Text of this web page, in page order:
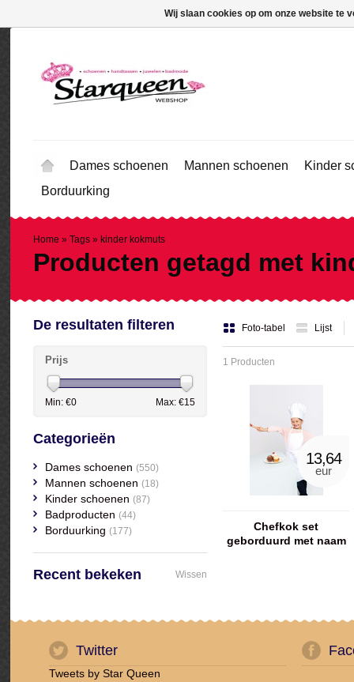
Dames schoenen Mannen schoenen
Kinder
Borduurking
Home » Tags » kinder kokmuts
Producten getagd met
Foto-tabel Lijst
1 Producten
13,64
eur
Chefkok set
geborduurd met naam
De resultaten filteren
Prijs
Min: €0 Max: €15
Categorieën
Dames schoenen (550)
Mannen schoenen (18)
Kinder schoenen (87)
Badproducten (44)
Borduurking (177)
Recent bekeken Wissen
Twitter
Tweets by Star Queen
Wij slaan cookies op om onze website te